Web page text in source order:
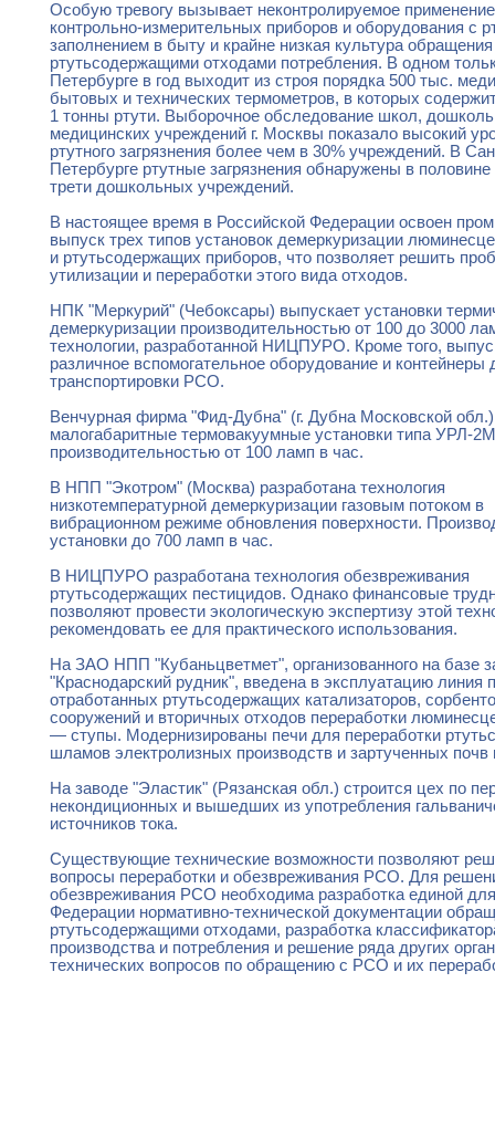
Особую тревогу вызывает неконтролируемое применение
контрольно-измерительных приборов и оборудования с
заполнением в быту и крайне низкая культура
ртутьсодержащими отходами потребления. В одном
Петербурге в год выходит из строя порядка 500 тыс.
бытовых и технических термометров, в которых
1 тонны ртути. Выборочное обследование школ,
медицинских учреждений г. Москвы показало высокий
ртутного загрязнения более чем в 30% учреждений. В
Петербурге ртутные загрязнения обнаружены в
трети дошкольных учреждений.
В настоящее время в Российской Федерации освоен
выпуск трех типов установок демеркуризации
и ртутьсодержащих приборов, что позволяет решить
утилизации и переработки этого вида отходов.
НПК "Меркурий" (Чебоксары) выпускает установки
демеркуризации производительностью от 100 до 3000
технологии, разработанной НИЦПУРО. Кроме того,
различное вспомогательное оборудование и контейнеры
транспортировки РСО.
Венчурная фирма "Фид-Дубна" (г. Дубна Московской
малогабаритные термовакуумные установки типа УРЛ-2М
производительностью от 100 ламп в час.
В НПП "Экотром" (Москва) разработана технология
низкотемпературной демеркуризации газовым потоком в
вибрационном режиме обновления поверхности.
установки до 700 ламп в час.
В НИЦПУРО разработана технология обезвреживания
ртутьсодержащих пестицидов. Однако финансовые
позволяют провести экологическую экспертизу этой
рекомендовать ее для практического использования.
На ЗАО НПП "Кубаньцветмет", организованного на базе
"Краснодарский рудник", введена в эксплуатацию линия
отработанных ртутьсодержащих катализаторов,
сооружений и вторичных отходов переработки
— ступы. Модернизированы печи для переработки
шламов электролизных производств и зартученных почв
На заводе "Эластик" (Рязанская обл.) строится цех по
некондиционных и вышедших из употребления
источников тока.
Существующие технические возможности позволяют
вопросы переработки и обезвреживания РСО. Для
обезвреживания РСО необходима разработка единой
Федерации нормативно-технической документации
ртутьсодержащими отходами, разработка
производства и потребления и решение ряда других
технических вопросов по обращению с РСО и их